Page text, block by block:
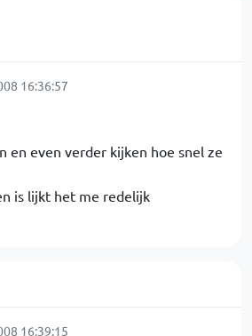
16:36:57
en even verder kijken hoe snel ze
is lijkt het me redelijk
16:39:15